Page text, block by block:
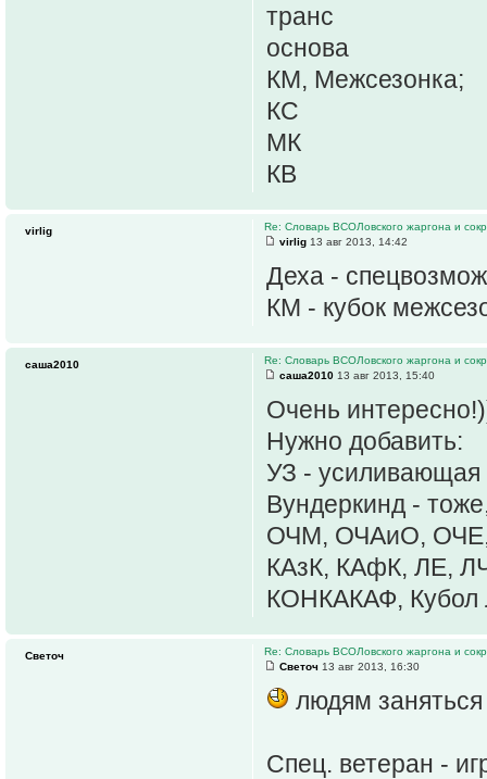
транс
основа
КМ, Межсезонка;
КС
МК
КВ
Re: Словарь ВСОЛовского жаргона и
virlig 13 авг 2013, 14:42
Деха -
КМ - кубок
virlig
Re: Словарь ВСОЛовского жаргона и
саша2010 13 авг 2013, 15:40
Очень
Нужно добавить:
УЗ - усиливающая
Вундеркинд -
ОЧМ, ОЧАиО, ОЧЕ,
КАзК, КАфК, ЛЕ,
КОНКАКАФ, Кубол
саша2010
Re: Словарь ВСОЛовского жаргона и
Светоч 13 авг 2013, 16:30
людям
Спец. ветеран -
Светоч